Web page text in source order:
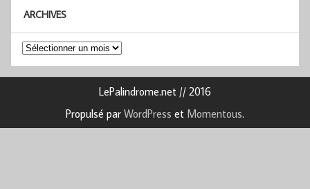
ARCHIVES
Archives
LePalindrome.net // 2016
Propulsé par WordPress et Momentous.